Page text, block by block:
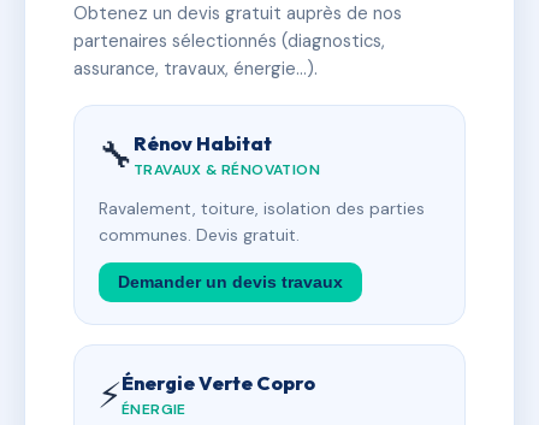
Obtenez un devis gratuit auprès de nos
partenaires sélectionnés (diagnostics,
assurance, travaux, énergie…).
🔧 Rénov Habitat
TRAVAUX & RÉNOVATION
Ravalement, toiture, isolation des parties
communes. Devis gratuit.
Demander un devis travaux
⚡Énergie Verte Copro
ÉNERGIE